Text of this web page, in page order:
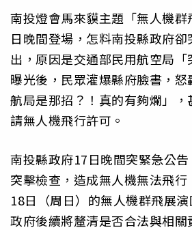
南投燈會馬來貘主題「無人機
日晚間登場，怎料南投縣政府
出，原因是交通部民用航空局
曝光後，民眾灌爆縣府臉書，
航局是那招？！真的有夠爛」
請無人機飛行許可。
南投縣政府17日晚間突緊急公
突擊檢查，造成無人機無法飛行
18日（周日）的無人機群飛展
政府後續將釐清是否合法與相